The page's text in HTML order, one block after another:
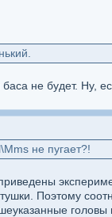
не будет. Ну,
не пугает?!
Поэтому